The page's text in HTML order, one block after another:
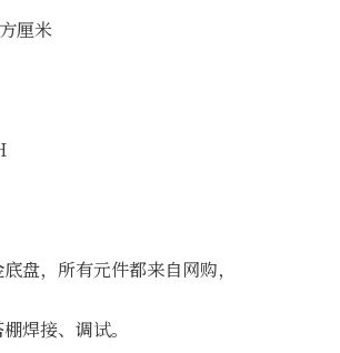
厘米
盘，所有元件都来自网购，
焊接、调试。